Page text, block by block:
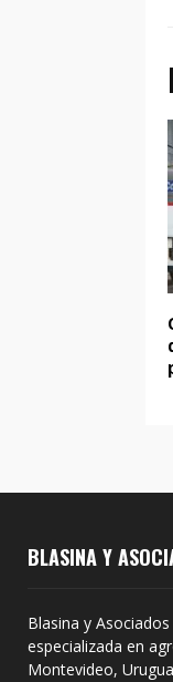
BLASINA Y
Blasina y
especializada en
Montevideo,